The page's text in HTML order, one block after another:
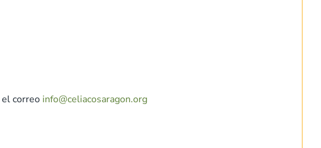
correo info@celiacosaragon.org